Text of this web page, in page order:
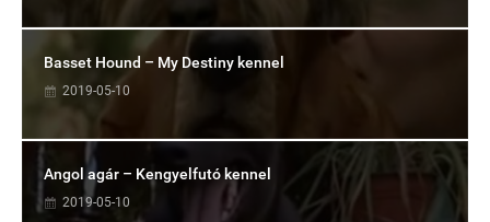
Basset Hound – My Destiny kennel
2019-05-10
Angol agár – Kengyelfutó kennel
2019-05-10